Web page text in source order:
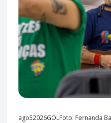
ago52026GOLFoto: Fernanda